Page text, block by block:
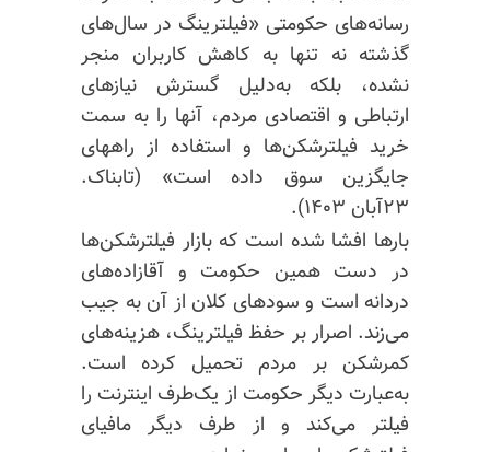
رسانه‌های حکومتی «فیلترینگ در سال‌های
گذشته نه تنها به کاهش کاربران منجر
نشده، بلکه به‌دلیل گسترش نیاز‌های
ارتباطی و اقتصادی مردم، آنها را به سمت
خرید فیلترشکن‌ها و استفاده از راههای
جایگزین سوق داده است» (تابناک.
۲۳آبان ۱۴۰۳).
بارها افشا شده است که بازار فیلترشکن‌ها
در دست همین حکومت و آقازاده‌های
دردانه است و سودهای کلان از آن به جیب
می‌زند. اصرار بر حفظ فیلترینگ، هزینه‌های
کمرشکن بر مردم تحمیل کرده است.
به‌عبارت دیگر حکومت از یک‌طرف اینترنت را
فیلتر می‌کند و از طرف دیگر مافیای